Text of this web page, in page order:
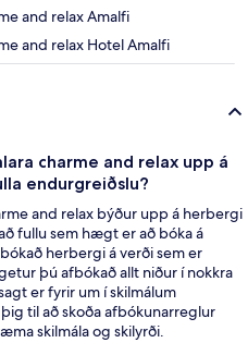
and relax Amalfi
and relax Hotel Amalfi
charme and relax upp á
endurgreiðslu?
and relax býður upp á herbergi
fullu sem hægt er að bóka á
herbergi á verði sem er
þú afbókað allt niður í nokkra
er fyrir um í skilmálum
til að skoða afbókunarreglur
skilmála og skilyrði.